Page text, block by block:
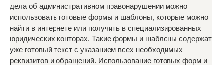
дела об административном правонарушении можно
использовать готовые формы и шаблоны, которые можно
найти в интернете или получить в специализированных
юридических конторах. Такие формы и шаблоны содержат
уже готовый текст с указанием всех необходимых
реквизитов и обращений. Использование готовых форм и